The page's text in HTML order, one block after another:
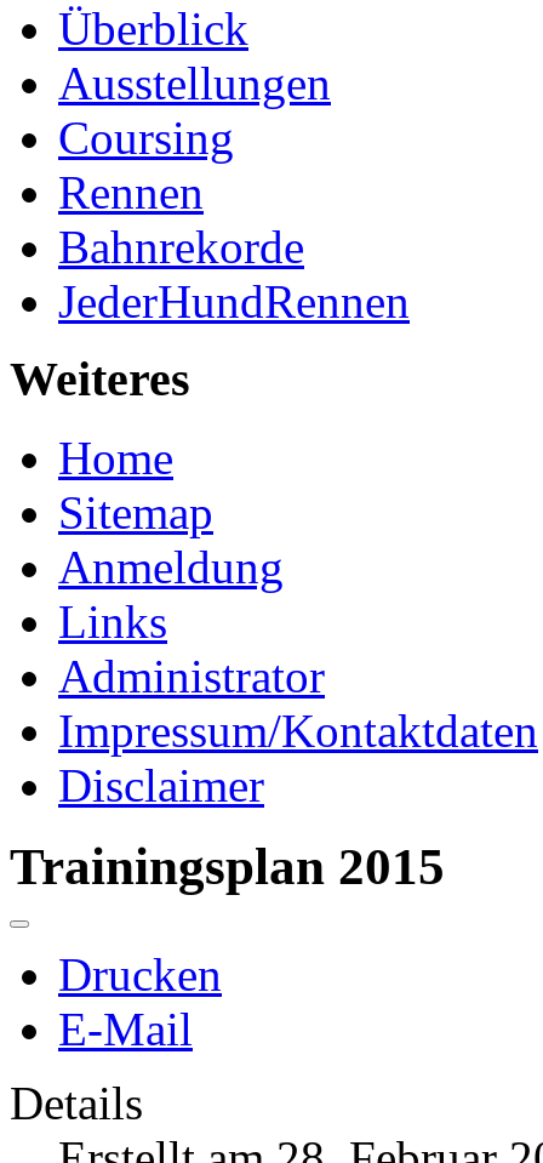
Überblick
Ausstellungen
Coursing
Rennen
Bahnrekorde
JederHundRennen
Weiteres
Home
Sitemap
Anmeldung
Links
Administrator
Impressum/Kontaktdaten
Disclaimer
Trainingsplan 2015
Drucken
E-Mail
Details